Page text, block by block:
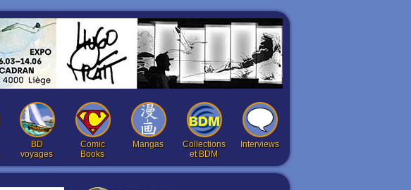
BD
voyages
Comic
Books
Mangas
Collections
et BDM
Interviews